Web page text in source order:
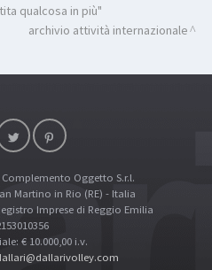
qualcosa in più"
archivio attività internazionale
Oggetto S.r.l.
Martino in Rio (RE) - Italia
Imprese di Reggio Emilia
€ 10.000,00 i.v.